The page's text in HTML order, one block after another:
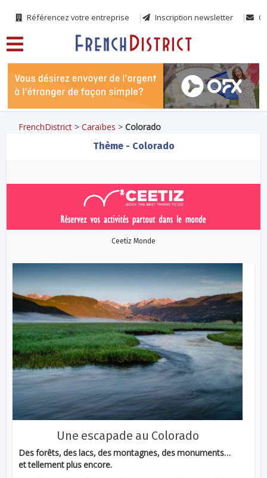
Référencez votre entreprise Inscription newsletter
FrenchDistrict >Caraïbes >Colorado
Thème - Colorado
Ceetiz Monde
Une escapade au Colorado
Des forêts, des lacs, des montagnes, des monuments…
et tellement plus encore.